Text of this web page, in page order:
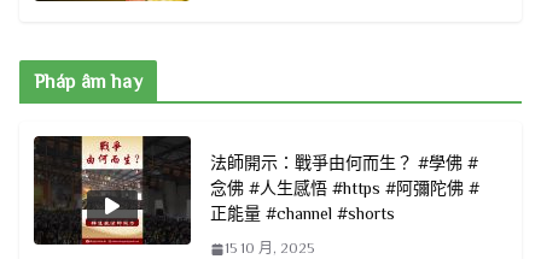
Pháp âm hay
法師開示：戰爭由何而生？ #學佛 #
念佛 #人生感悟 #https #阿彌陀佛 #
正能量 #channel #shorts
15 10 月, 2025